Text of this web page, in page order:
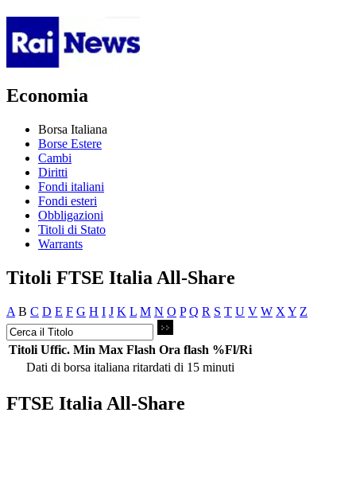
Economia
Borsa Italiana
Borse Estere
Cambi
Diritti
Fondi italiani
Fondi esteri
Obbligazioni
Titoli di Stato
Warrants
Titoli FTSE Italia All-Share
A B C D E F G H I J K L M N O P Q R S T U V W X Y Z
Titoli Uffic. Min Max Flash Ora flash %Fl/Ri
Dati di borsa italiana ritardati di 15 minuti
FTSE Italia All-Share